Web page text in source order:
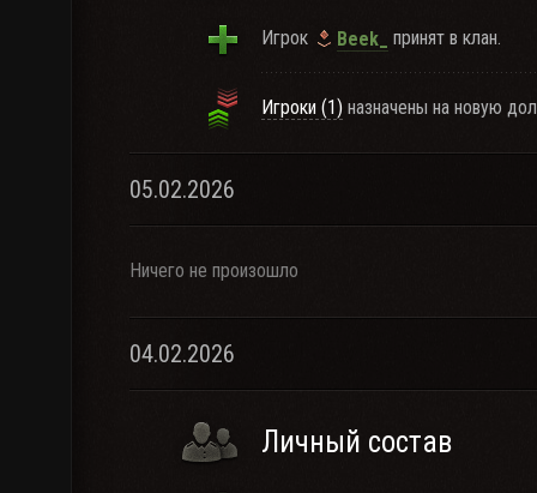
Игрок Beek_ принят в клан.
Игроки (1) назначены на новую
05.02.2026
Ничего не произошло
04.02.2026
Личный состав